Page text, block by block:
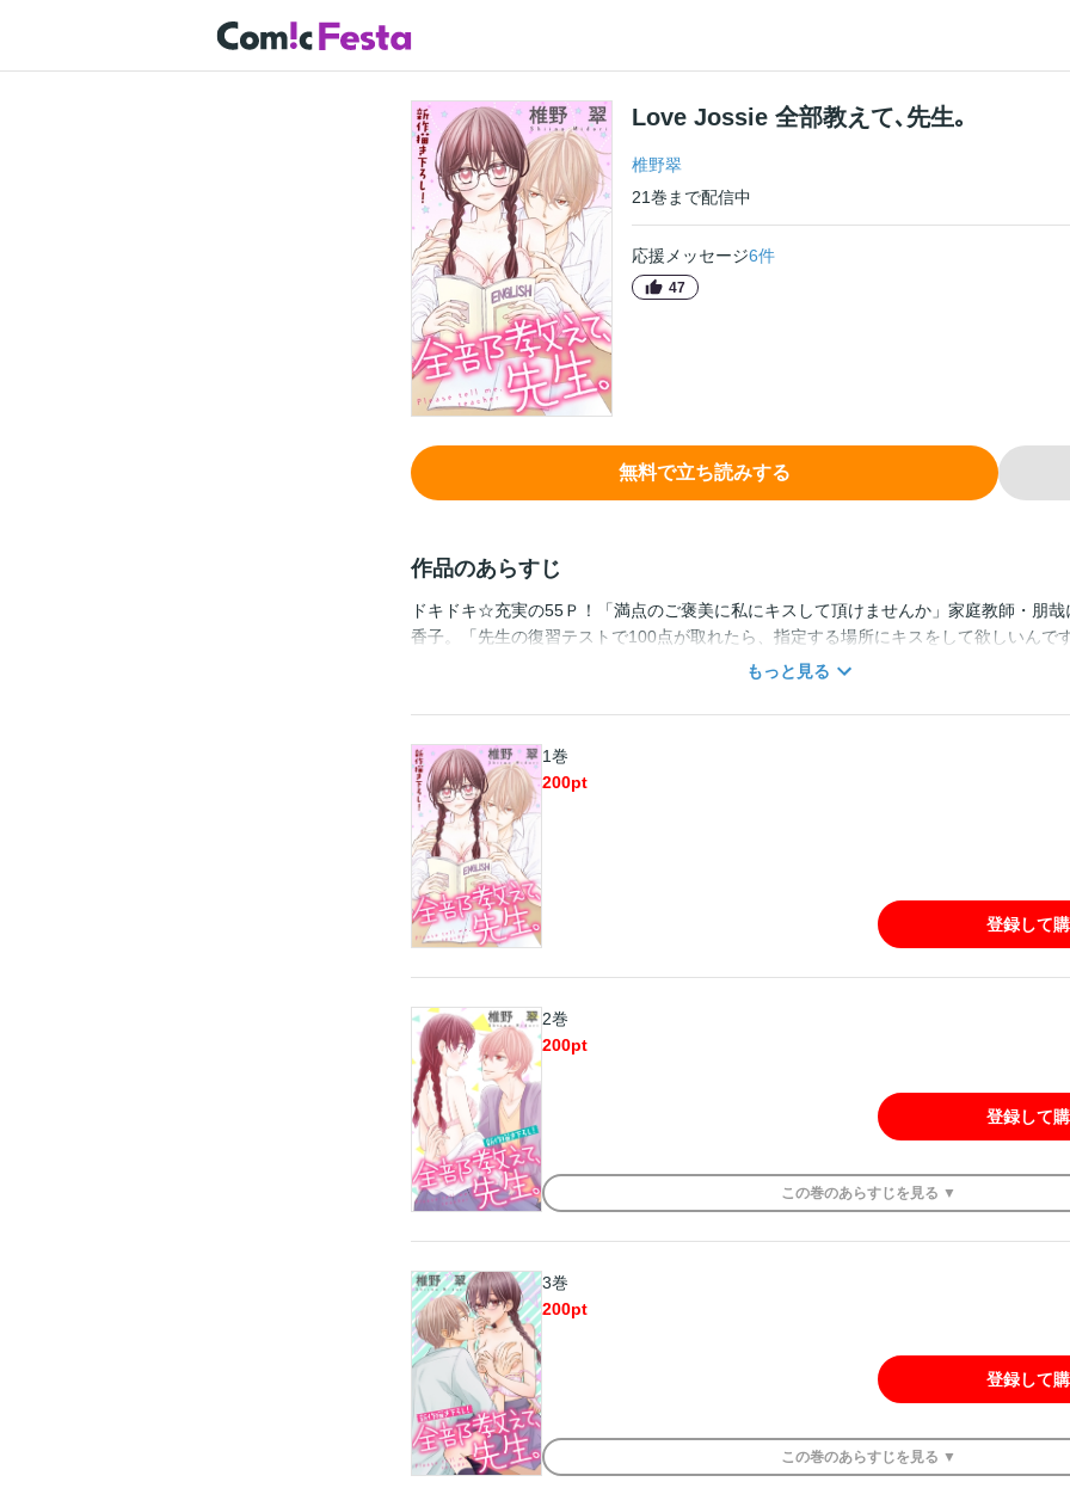
Love Jossie 全部教えて､先生｡
椎野翠
21巻 まで配信中
応援メッセージ6件
47
無料で立ち読みする
作品のあらすじ
ドキドキ☆充実の55Ｐ！「満点のご褒美に私にキスして頂けませんか」家庭教師・朋
香子。「先生の復習テストで100点が取れたら、指定する場所にキスをして欲しいんで
頬、そして…。「声、出しちゃ駄目だよ。下に居るお母さんに聞こえちゃうよ？」とい
子は…？ (この作品はウェブ・マガジン：Love Jossie Vol.4に収録されています。重複
さい。)
もっと見る
1巻
200pt
登録して
2巻
200pt
登録して
この巻のあらすじを 見る ▼
3巻
200pt
登録して
この巻のあらすじを 見る ▼